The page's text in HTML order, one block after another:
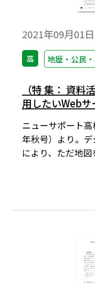
2021年09月01日
高 地歴・公民
（特 集： 資料
用したいWebサ
ニューサポート
年秋号）より。
により、ただ地
る Web サービ
Flightradar24（
earth（https://
を紹介したい。
総合」の地理情
だけでなく、関